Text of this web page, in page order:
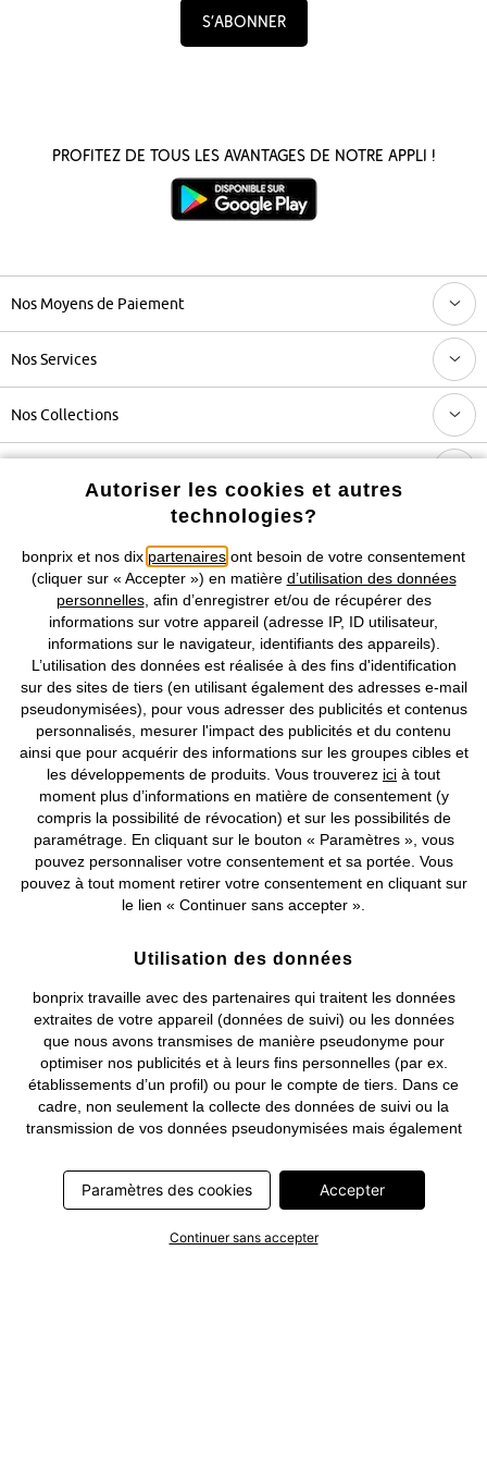
S’abonner
Profitez de tous les avantages de notre appli !
Nos Moyens de Paiement
Nos Services
Nos Collections
Retrouvez bonprix sur
Prix indiqués TVA comprise avec en susfrais de port & de service
CGV Données personnelles Paramètres des cookies
Mentions légales Résilier le contrat
©2026 bonprix.Tous droits réservés.
Deutsch Français
Autoriser les cookies et autres
technologies?
bonprix et nos dix partenaires ont besoin de votre consentement
(cliquer sur « Accepter ») en matière d’utilisation des données
personnelles, afin d’enregistrer et/ou de récupérer des
informations sur votre appareil (adresse IP, ID utilisateur,
informations sur le navigateur, identifiants des appareils).
L’utilisation des données est réalisée à des fins d'identification
sur des sites de tiers (en utilisant également des adresses e-mail
pseudonymisées), pour vous adresser des publicités et contenus
personnalisés, mesurer l'impact des publicités et du contenu
ainsi que pour acquérir des informations sur les groupes cibles et
les développements de produits. Vous trouverez ici à tout
moment plus d’informations en matière de consentement (y
compris la possibilité de révocation) et sur les possibilités de
paramétrage. En cliquant sur le bouton « Paramètres », vous
pouvez personnaliser votre consentement et sa portée. Vous
pouvez à tout moment retirer votre consentement en cliquant sur
le lien « Continuer sans accepter ».
Utilisation des données
bonprix travaille avec des partenaires qui traitent les données
extraites de votre appareil (données de suivi) ou les données
que nous avons transmises de manière pseudonyme pour
optimiser nos publicités et à leurs fins personnelles (par ex.
établissements d’un profil) ou pour le compte de tiers. Dans ce
cadre, non seulement la collecte des données de suivi ou la
transmission de vos données pseudonymisées mais également
nécessitent un consentement. Les données de suivi seront alors
collectées ou vos données pseudonymisées seront alors
transmises seulement si vous avez cliqué préalablement sur le
bouton « Accepter » dans la bannière sur bonprix.fr . Les
Paramètres des cookies Accepter
Continuer sans accepter